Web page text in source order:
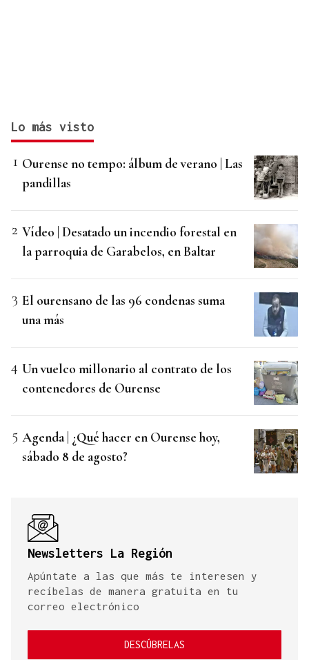
Lo más visto
Ourense no tempo: álbum de verano | Las
pandillas
Vídeo | Desatado un incendio forestal en
la parroquia de Garabelos, en Baltar
El ourensano de las 96 condenas suma
una más
Un vuelco millonario al contrato de los
contenedores de Ourense
Agenda | ¿Qué hacer en Ourense hoy,
sábado 8 de agosto?
Newsletters La Región
Apúntate a las que más te interesen y
recíbelas de manera gratuita en tu
correo electrónico
DESCÚBRELAS